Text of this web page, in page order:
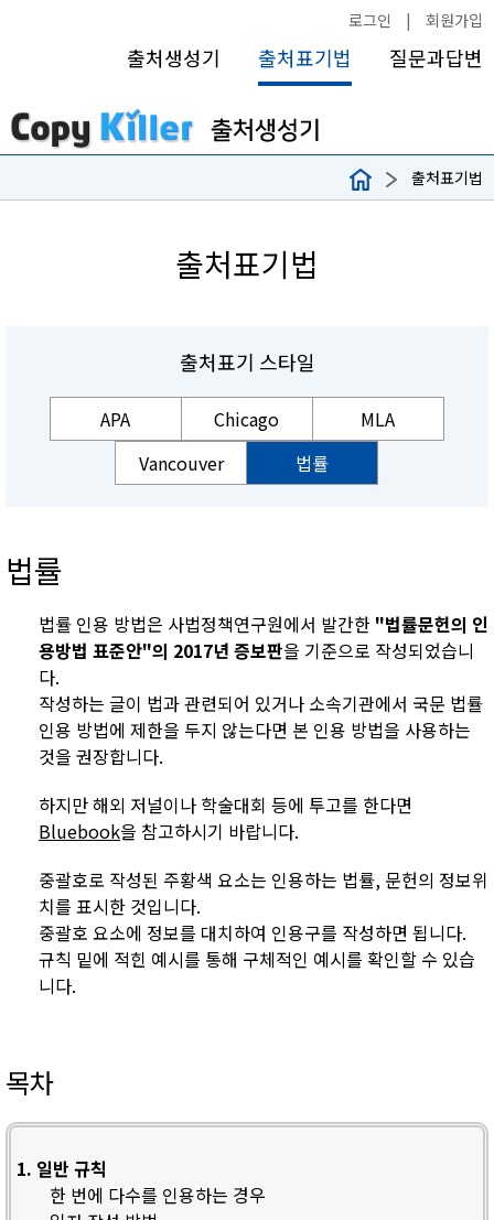
로그인 | 회원가입
출처생성기 출처표기법 질문과답변
출처표기법
출처표기법
출처표기 스타일
APA Chicago
MLA
Vancouver
법률
법률
법률 인용 방법은 사법정책연구원에서 발간한 "법률문헌의 인
용방법 표준안"의 2017년 증보판을 기준으로 작성되었습니
다.
작성하는 글이 법과 관련되어 있거나 소속기관에서 국문 법률
인용 방법에 제한을 두지 않는다면 본 인용 방법을 사용하는
것을 권장합니다.
하지만 해외 저널이나 학술대회 등에 투고를 한다면
Bluebook을 참고하시기 바랍니다.
중괄호로 작성된 주황색 요소는 인용하는 법률, 문헌의 정보위
치를 표시한 것입니다.
중괄호 요소에 정보를 대치하여 인용구를 작성하면 됩니다.
규칙 밑에 적힌 예시를 통해 구체적인 예시를 확인할 수 있습
니다.
목차
1. 일반 규칙
한 번에 다수를 인용하는 경우